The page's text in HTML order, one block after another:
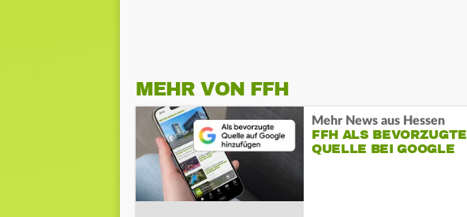
MEHR VON FFH
Mehr News aus Hessen
FFH ALS BEVORZUGTE
QUELLE BEI GOOGLE